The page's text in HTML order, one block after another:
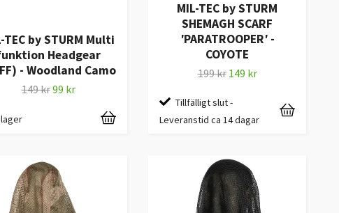
TEC by STURM Multi
Headgear
- Woodland Camo
149 kr99 kr
MIL-TEC by STURM
SHEMAGH SCARF
′PARATROOPER′ -
COYOTE
199 kr 149 kr
Tillfälligt slut -
Leveranstid ca 14 dagar